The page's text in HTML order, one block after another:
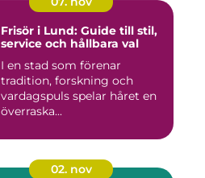
Frisör i Lund: Guide till stil,
service och hållbara val
I en stad som förenar
tradition, forskning och
vardagspuls spelar håret en
överraska...
02. nov